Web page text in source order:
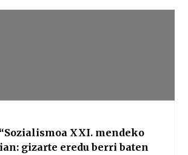
XXI. mendeko
gizarte eredu berri baten